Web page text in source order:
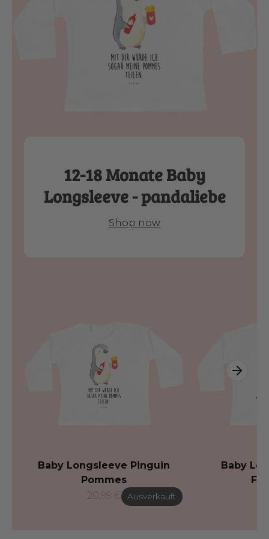
12-18 Monate Baby
Longsleeve - pandaliebe
Shop now
Baby Longsleeve Pinguin
Pommes
20,99 €
Ausverkauft
Baby